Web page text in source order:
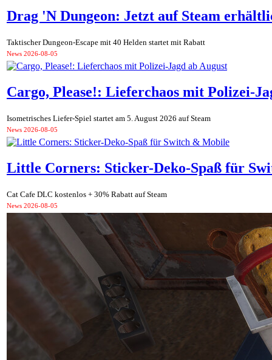
Drag 'N Dungeon: Jetzt auf Steam
Taktischer Dungeon-Escape mit 40 Helden startet mit Rabatt
News 2026-08-05
Cargo, Please!: Lieferchaos mit Polizei-
Isometrisches Liefer-Spiel startet am 5. August 2026 auf Steam
News 2026-08-05
Little Corners: Sticker-Deko-Spaß für
Cat Cafe DLC kostenlos + 30% Rabatt auf Steam
News 2026-08-05